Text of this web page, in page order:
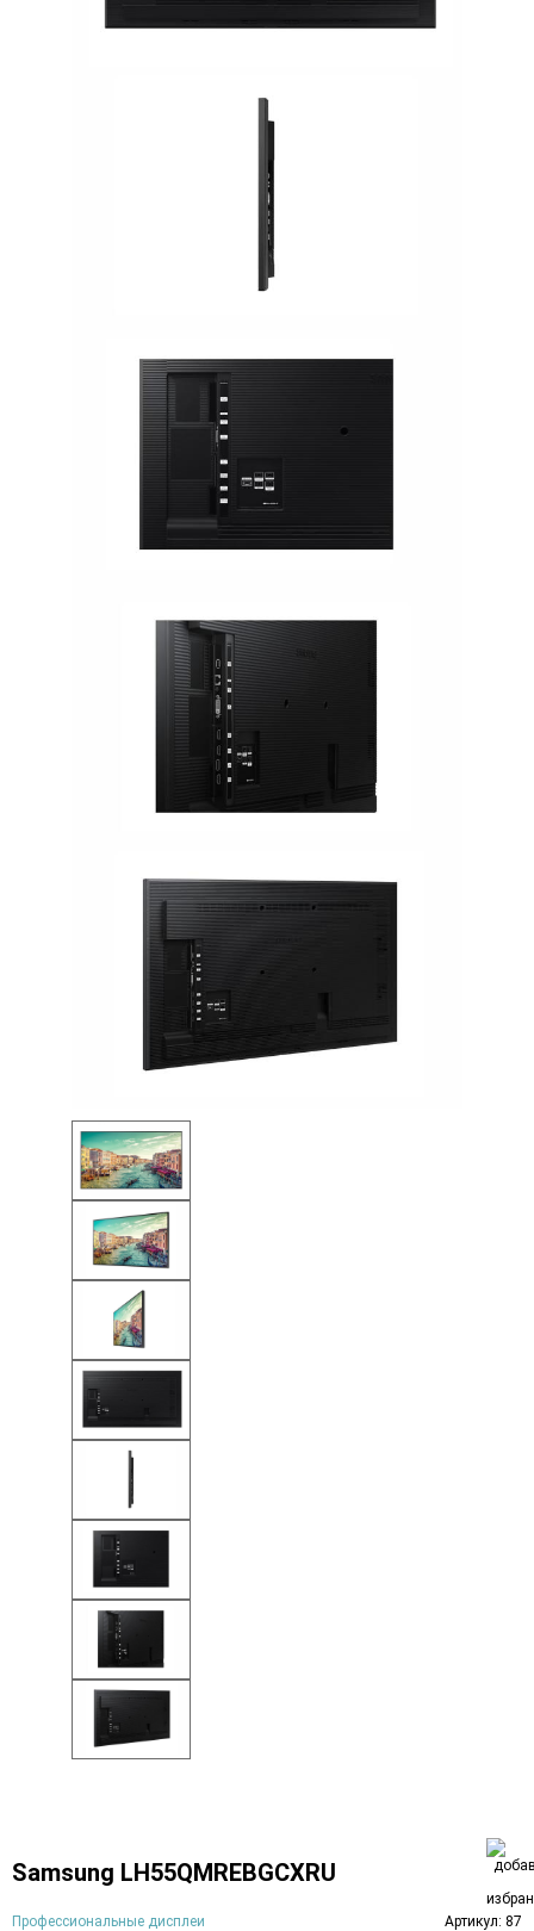
Samsung LH55QMREBGCXRU
Профессиональные дисплеи Артикул: 87